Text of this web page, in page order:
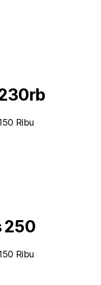
Ribu
250
Ribu